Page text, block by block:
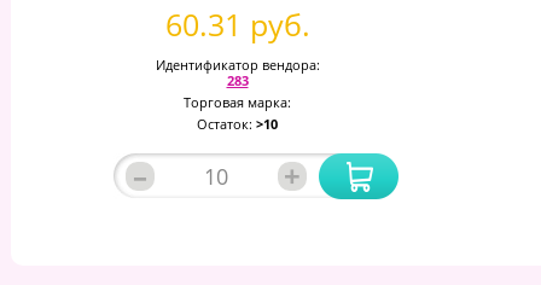
60.31 руб.
Идентификатор вендора:
283
Торговая марка:
Остаток: >10
– +